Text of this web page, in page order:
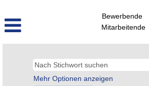
Bewerbende
Mitarbeitende
Mehr Optionen anzeigen